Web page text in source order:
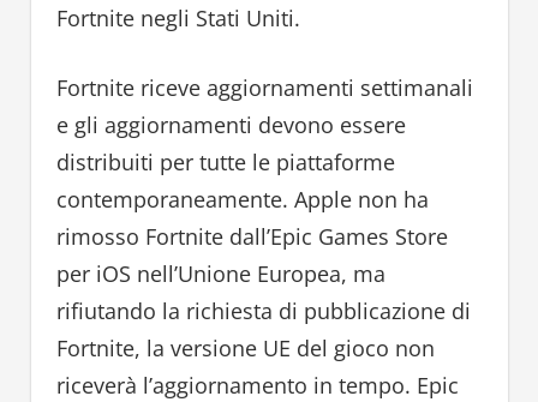
Fortnite negli Stati Uniti.
Fortnite riceve aggiornamenti settimanali
e gli aggiornamenti devono essere
distribuiti per tutte le piattaforme
contemporaneamente. Apple non ha
rimosso Fortnite dall’Epic Games Store
per iOS nell’Unione Europea, ma
rifiutando la richiesta di pubblicazione di
Fortnite, la versione UE del gioco non
riceverà l’aggiornamento in tempo. Epic